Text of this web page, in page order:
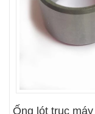
Ống lót trục